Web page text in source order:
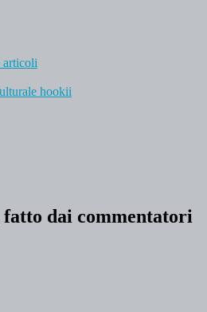
articoli
hookii
dai commentatori